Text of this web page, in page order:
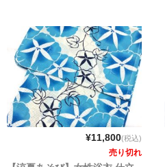
¥11,800(税込)
売り切れ